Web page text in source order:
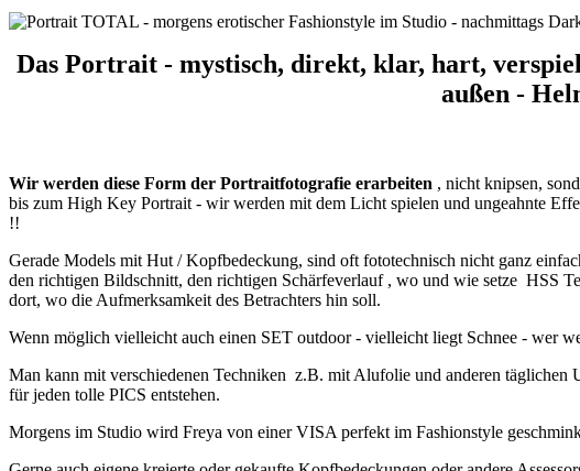
Das Portrait - mystisch, direkt, klar, hart,
außen -
Wir werden diese Form der Portraitfotografie erarbeiten , nicht knipsen,
bis zum High Key Portrait - wir werden mit dem Licht spielen und ungeahnte
!!
Gerade Models mit Hut / Kopfbedeckung, sind oft fototechnisch nicht ganz
den richtigen Bildschnitt, den richtigen Schärfeverlauf , wo und wie setze HSS
dort, wo die Aufmerksamkeit des Betrachters hin soll.
Wenn möglich vielleicht auch einen SET outdoor - vielleicht liegt Schnee - wer
Man kann mit verschiedenen Techniken z.B. mit Alufolie und anderen täglichen
für jeden tolle PICS entstehen.
Morgens im Studio wird Freya von einer VISA perfekt im Fashionstyle